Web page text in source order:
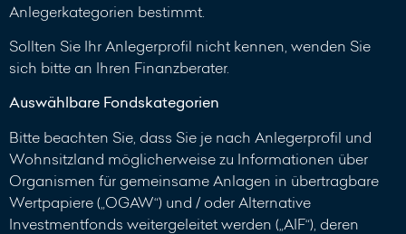
Anlegerkategorien bestimmt.
Sollten Sie Ihr Anlegerprofil nicht kennen, wenden Sie
sich bitte an Ihren Finanzberater.
Auswählbare Fondskategorien
Bitte beachten Sie, dass Sie je nach Anlegerprofil und
Wohnsitzland möglicherweise zu Informationen über
Organismen für gemeinsame Anlagen in übertragbare
Wertpapiere („OGAW“) und / oder Alternative
Investmentfonds weitergeleitet werden („AIF“), deren